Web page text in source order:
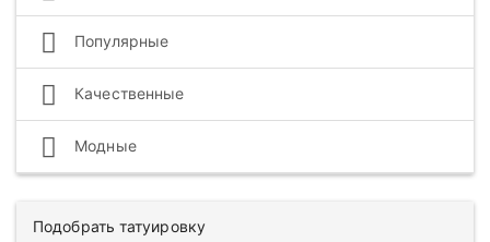
Популярные
Качественные
Модные
Подобрать татуировку